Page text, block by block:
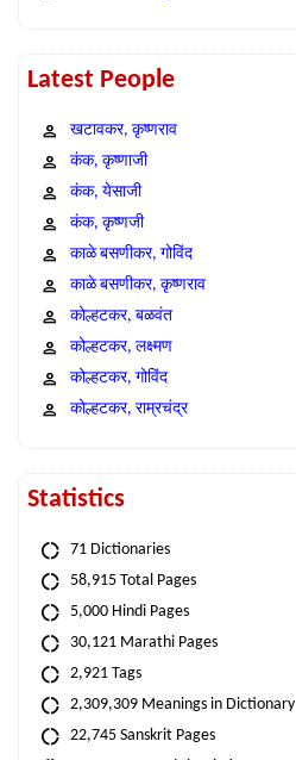
Latest People
खटावकर, कृष्णराव
कंक, कृष्णाजी
कंक, येसाजी
कंक, कृष्णजी
काळे बसणीकर, गोविंद
काळे बसणीकर, कृष्णराव
कोल्हटकर, बळवंत
कोल्हटकर, लक्ष्मण
कोल्हटकर, गोविंद
कोल्हटकर, राम्रचंद्र
Statistics
71 Dictionaries
58,915 Total Pages
5,000 Hindi Pages
30,121 Marathi Pages
2,921 Tags
2,309,309 Meanings in Dictionary
22,745 Sanskrit Pages